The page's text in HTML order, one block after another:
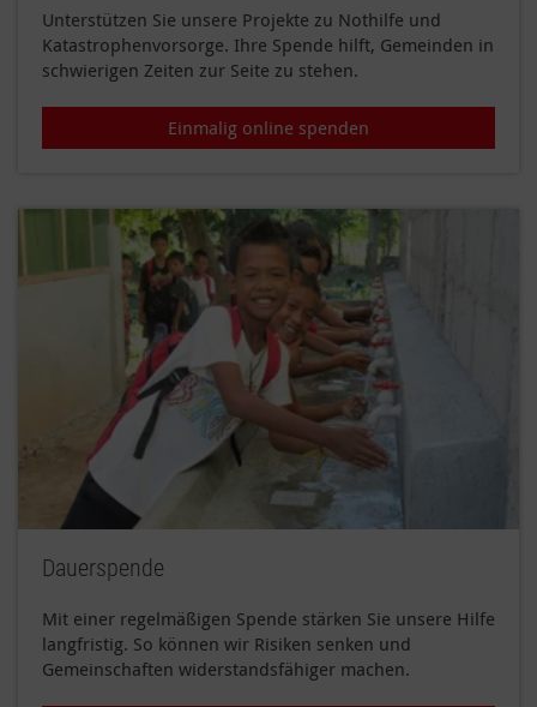
Unterstützen Sie unsere Projekte zu Nothilfe und
Katastrophenvorsorge. Ihre Spende hilft, Gemeinden in
schwierigen Zeiten zur Seite zu stehen.
Einmalig online spenden
Dauerspende
Mit einer regelmäßigen Spende stärken Sie unsere Hilfe
langfristig. So können wir Risiken senken und
Gemeinschaften widerstandsfähiger machen.